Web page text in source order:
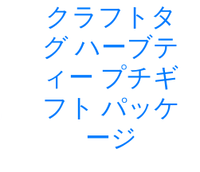
クラフトタ
グ ハーブテ
ィー プチギ
フト パッケ
ージ